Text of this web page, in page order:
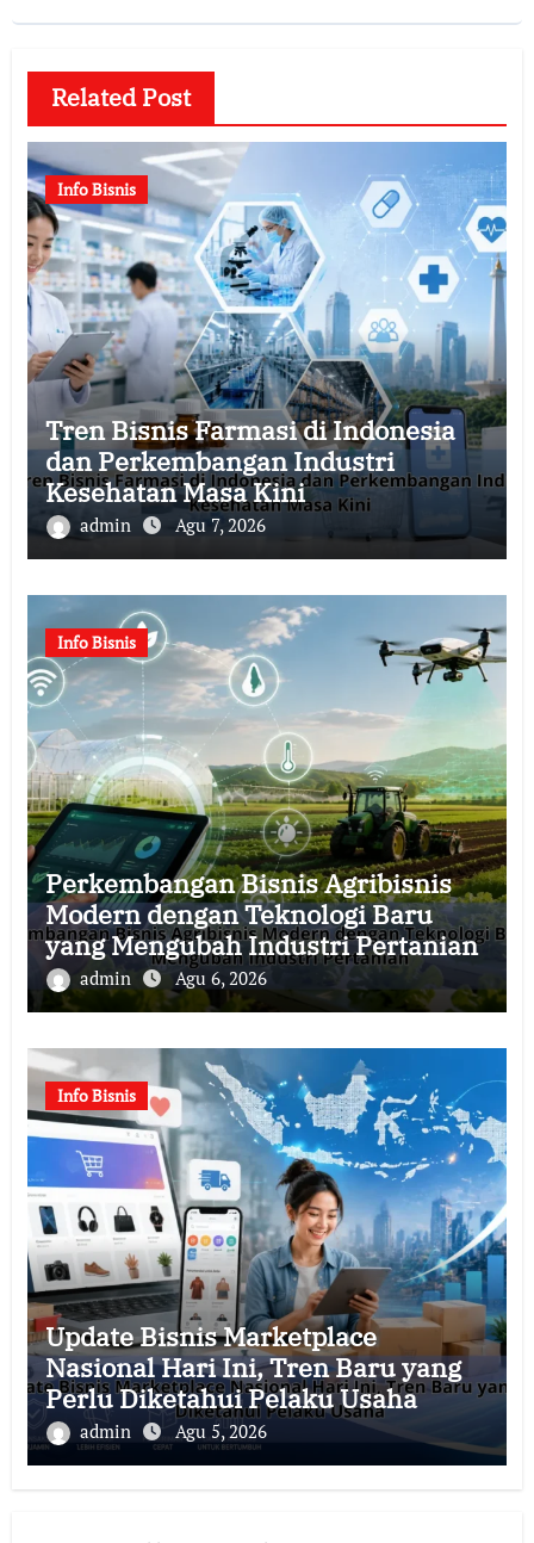
Related Post
Info Bisnis
Tren Bisnis Farmasi di Indonesia
dan Perkembangan Industri
Kesehatan Masa Kini
admin Agu 7, 2026
Info Bisnis
Perkembangan Bisnis Agribisnis
Modern dengan Teknologi Baru
yang Mengubah Industri Pertanian
admin Agu 6, 2026
Info Bisnis
Update Bisnis Marketplace
Nasional Hari Ini, Tren Baru yang
Perlu Diketahui Pelaku Usaha
admin Agu 5, 2026